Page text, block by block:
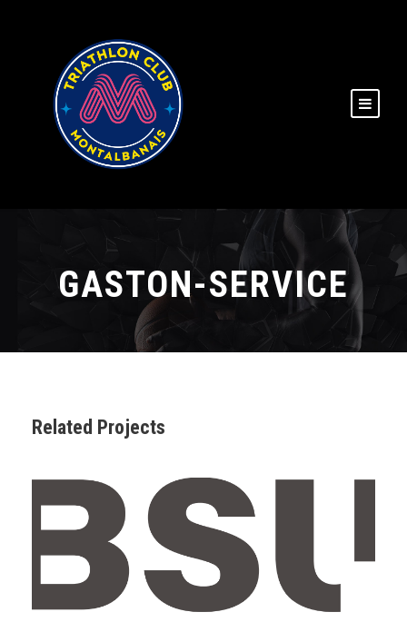
GASTON-SERVICE
Related Projects
BSU